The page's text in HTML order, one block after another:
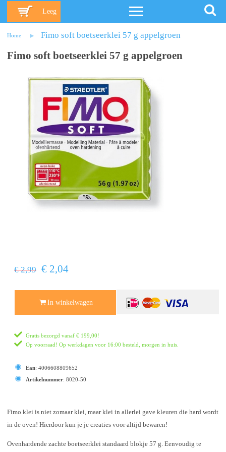
Leeg
Home Fimo soft boetseerklei 57 g appelgroen
Fimo soft boetseerklei 57 g appelgroen
€ 2,99 € 2,04
In winkelwagen
Gratis bezorgd vanaf € 199,00!
Op voorraad! Op werkdagen voor 16:00 besteld, morgen in huis.
Ean: 4006608809652
Artikelnummer: 8020-50
Fimo klei is niet zomaar klei, maar klei in allerlei gave kleuren die hard wordt
in de oven! Hierdoor kun je je creaties voor altijd bewaren!
Ovenhardende zachte boetseerklei standaard blokje 57 g. Eenvoudig te